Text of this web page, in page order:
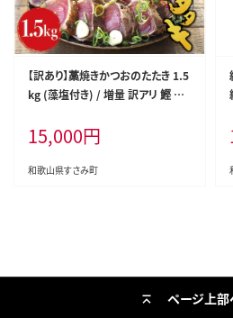
【訳あり】藁焼きかつおのたたき 1.5
kg (藻塩付き) / 増量 訳アリ 鰹 カ
たき 丼 刺身【nks106A】
15,000円
和歌山県すさみ町
ページ上部